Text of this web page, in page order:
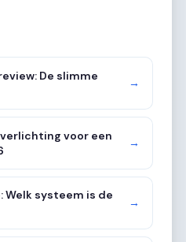
De slimme
→
voor een
→
Welk systeem is de
→